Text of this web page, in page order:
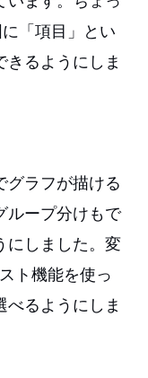
「項目」とい
きるようにしま
グラフが描ける
ループ分けもで
にしました。変
ト機能を使っ
べるようにしま